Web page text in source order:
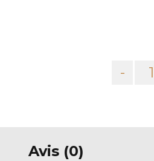
-
Avis (0)